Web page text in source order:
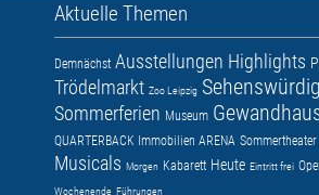
Aktuelle Themen
Demnächst Ausstellungen Highlights
Trödelmarkt Zoo Leipzig
Sommerferien Museum
QUARTERBACK Immobilien ARENA Sommertheater
Musicals Morgen Kabarett Heute Eintritt frei
Wochenende Führungen